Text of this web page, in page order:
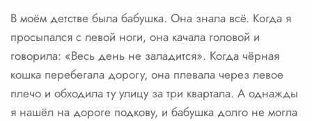
В моём детстве была бабушка. Она знала всё. Когда я
просыпался с левой ноги, она качала головой и
говорила: «Весь день не заладится». Когда чёрная
кошка перебегала дорогу, она плевала через левое
плечо и обходила ту улицу за три квартала. А однажды
я нашёл на дороге подкову, и бабушка долго не могла